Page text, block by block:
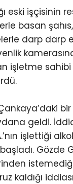
eski işçisinin
basan
darp darp
işletme
bir
geldi.
işlettiği
Gözde
kaldığı